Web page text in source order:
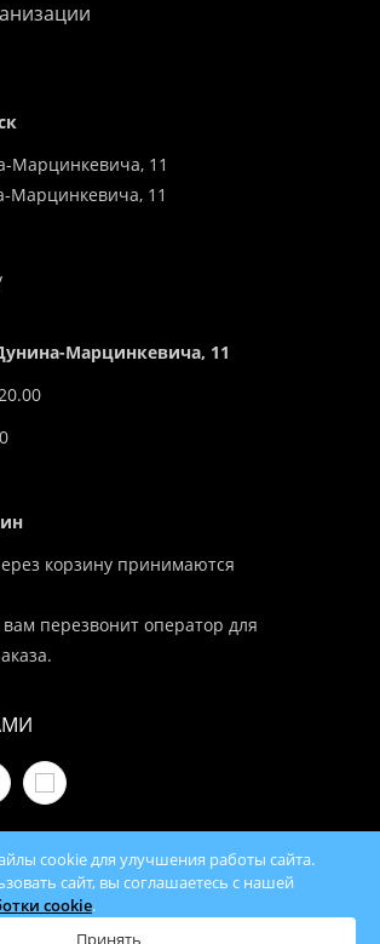
Марцинкевича, 11
Марцинкевича, 11
Марцинкевича, 11
корзину принимаются
перезвонит оператор для
— продажа отопительного
с доставкой по всей Беларуси
cookie для улучшения работы сайта.
сайт, вы соглашаетесь с нашей
cookie.
Принять